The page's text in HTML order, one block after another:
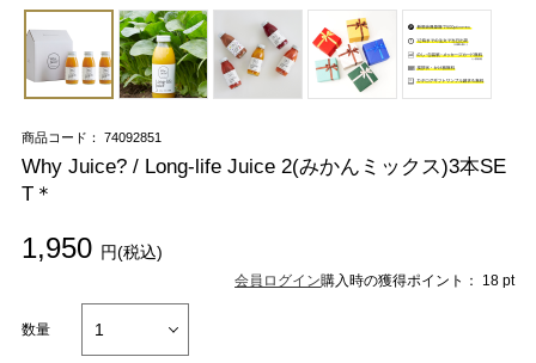
商品コード： 74092851
Why Juice? / Long-life Juice 2(みかんミックス)3本SE
T＊
1,950 円(税込)
会員ログイン購入時の獲得ポイント： 18 pt
数量